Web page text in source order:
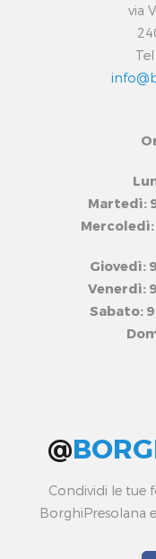
via
Martedì:
Mercoledì:
Giovedì:
Venerdì:
Sabato:
@
Condividi le tue
BorghiPresolana